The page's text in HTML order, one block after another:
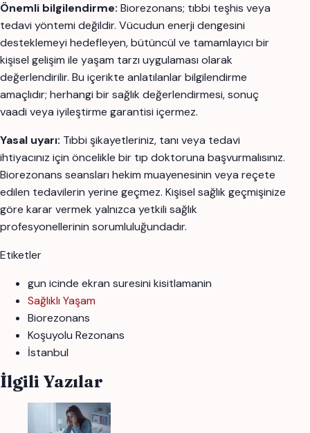
Önemli bilgilendirme: Biorezonans; tıbbi teşhis veya
tedavi yöntemi değildir. Vücudun enerji dengesini
desteklemeyi hedefleyen, bütüncül ve tamamlayıcı bir
kişisel gelişim ile yaşam tarzı uygulaması olarak
değerlendirilir. Bu içerikte anlatılanlar bilgilendirme
amaçlıdır; herhangi bir sağlık değerlendirmesi, sonuç
vaadi veya iyileştirme garantisi içermez.
Yasal uyarı: Tıbbi şikayetleriniz, tanı veya tedavi
ihtiyacınız için öncelikle bir tıp doktoruna başvurmalısınız.
Biorezonans seansları hekim muayenesinin veya reçete
edilen tedavilerin yerine geçmez. Kişisel sağlık geçmişinize
göre karar vermek yalnızca yetkili sağlık
profesyonellerinin sorumluluğundadır.
Etiketler
gun icinde ekran suresini kisitlamanin
Sağlıklı Yaşam
Biorezonans
Koşuyolu Rezonans
İstanbul
İlgili Yazılar